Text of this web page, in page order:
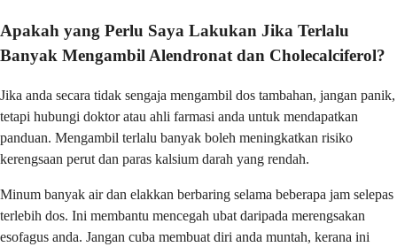
Apakah yang Perlu Saya Lakukan Jika Terlalu
Banyak Mengambil Alendronat dan Cholecalciferol?
Jika anda secara tidak sengaja mengambil dos tambahan, jangan panik,
tetapi hubungi doktor atau ahli farmasi anda untuk mendapatkan
panduan. Mengambil terlalu banyak boleh meningkatkan risiko
kerengsaan perut dan paras kalsium darah yang rendah.
Minum banyak air dan elakkan berbaring selama beberapa jam selepas
terlebih dos. Ini membantu mencegah ubat daripada merengsakan
esofagus anda. Jangan cuba membuat diri anda muntah, kerana ini